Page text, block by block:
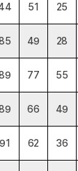
51 25
49 28
77 55
66 49
91 62 36